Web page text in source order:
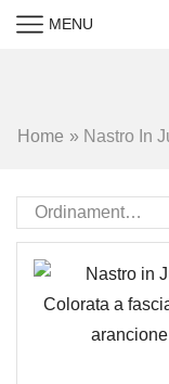
MENU
Home » Nastro In